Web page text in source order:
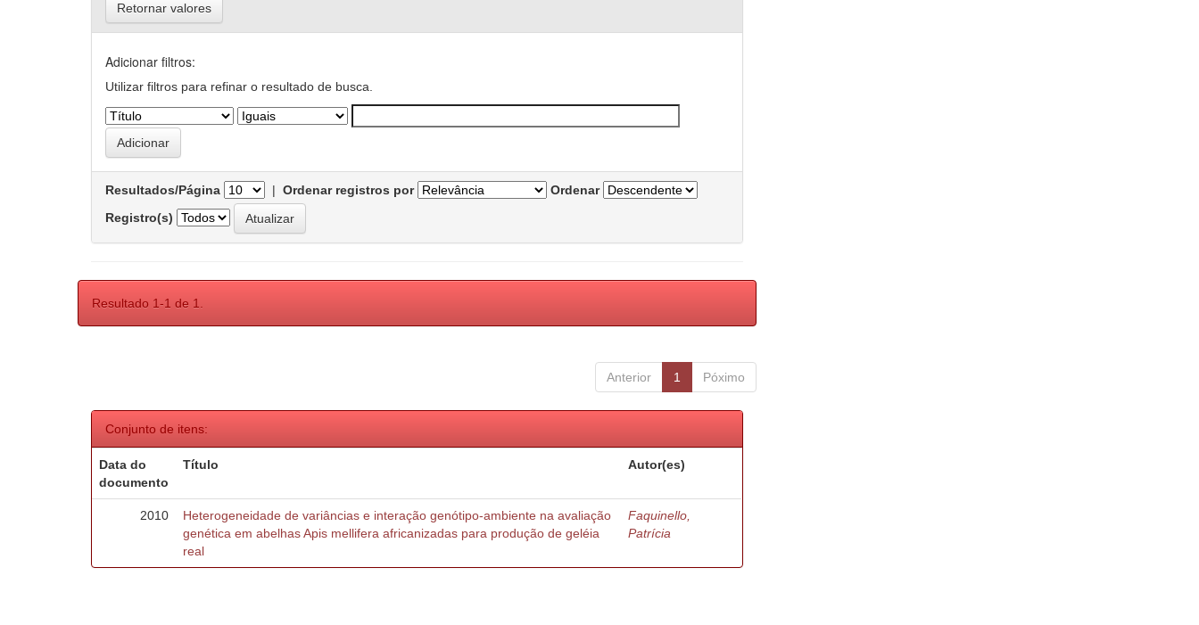
Retornar valores
Adicionar filtros:
Utilizar filtros para refinar o resultado de busca.
Resultados/Página | Ordenar registros por
Ordenar
Registro(s)
Resultado 1-1 de 1.
Anterior 1 Póximo
Conjunto de itens:
Data do
documento
Título Autor(es)
2010
Heterogeneidade de variâncias e interação genótipo-ambiente na avaliação
genética em abelhas Apis mellifera africanizadas para produção de geléia
real
Faquinello,
Patrícia